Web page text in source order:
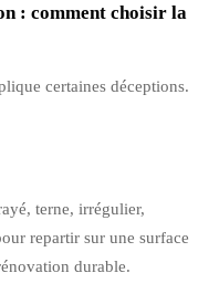
: comment choisir la
certaines déceptions.
terne, irrégulier,
repartir sur une surface
durable.